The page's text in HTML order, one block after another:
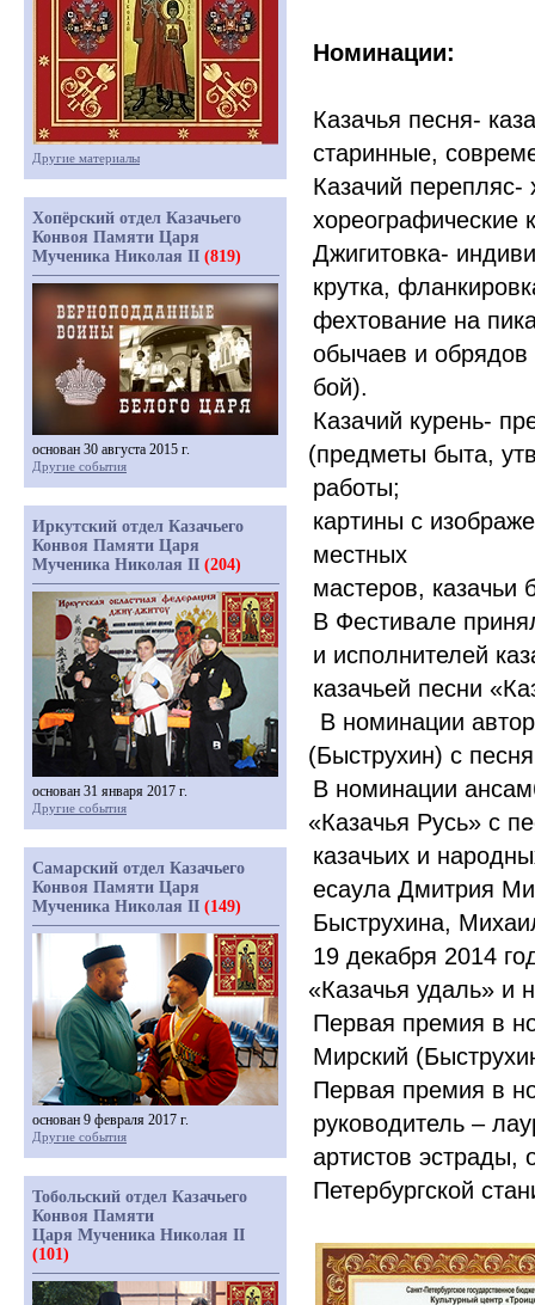
Номинации:
Казачья песня-
старинные,
Казачий перепляс-
хореографические
Джигитовка-
крутка,
фехтование на
обычаев и обрядов
бой).
Казачий курень-
(предметы быта,
работы;
картины с
местных
мастеров, казачьи
В Фестивале
и исполнителей
казачьей песни «
В номинации
(Быструхин) с
В номинации
«Казачья Русь» с
казачьих и
есаула Дмитрия
Быструхина,
19 декабря 2014
«Казачья удаль» и
Первая премия в
Мирский (
Первая премия в
руководитель –
артистов эстрады,
Петербургской
Другие материалы
Хопёрский отдел Казачьего
Конвоя Памяти Царя
Мученика Николая II (819)
основан 30 августа 2015 г.
Другие события
Иркутский отдел Казачьего
Конвоя Памяти Царя
Мученика Николая II (204)
основан 31 января 2017 г.
Другие события
Самарский отдел Казачьего
Конвоя Памяти Царя
Мученика Николая II (149)
основан 9 февраля 2017 г.
Другие события
Тобольский отдел Казачьего
Конвоя Памяти
Царя Мученика Николая II
(101)